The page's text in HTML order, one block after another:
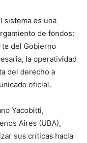
sistema es una
de fondos:
del Gobierno
la operatividad
del derecho a
oficial.
Yacobitti,
Aires (UBA),
sus críticas hacia